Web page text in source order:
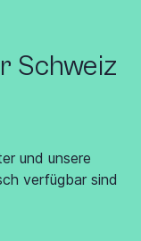
Schweiz
und unsere
verfügbar sind